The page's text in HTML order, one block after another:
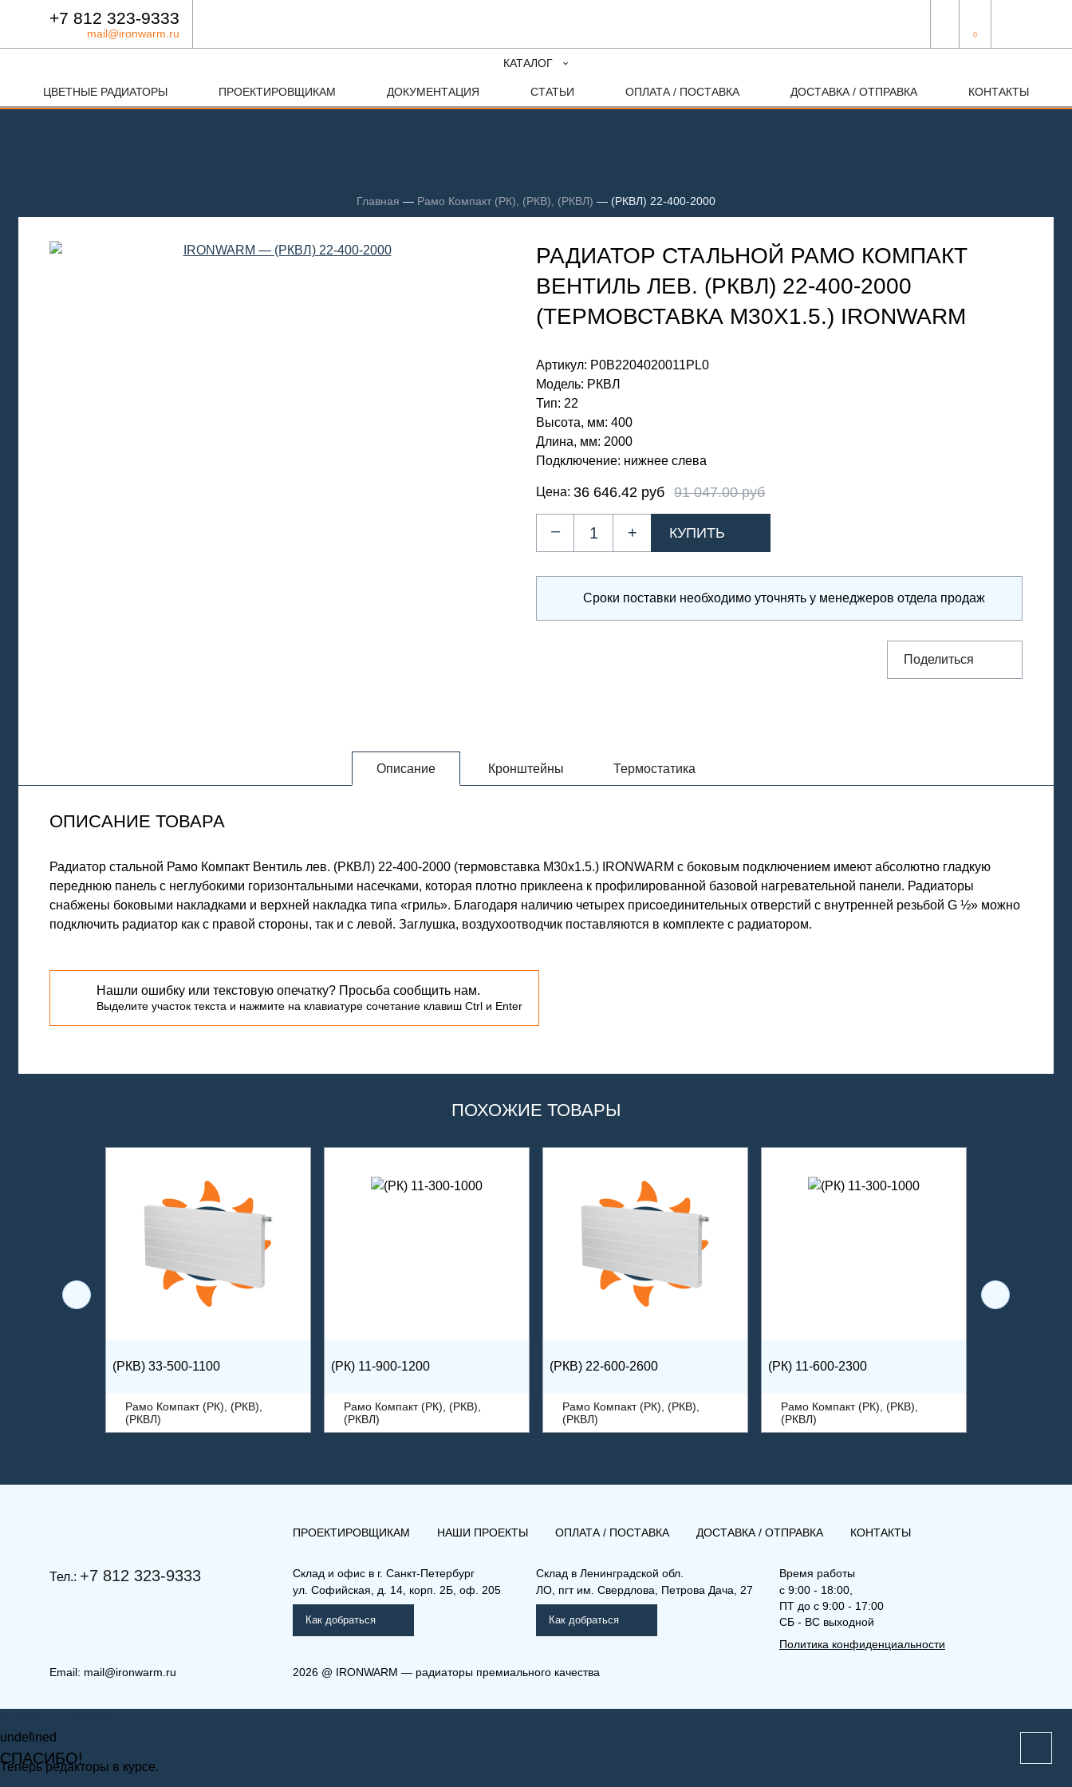
+7 812 323-9333
mail@ironwarm.ru 0
КАТАЛОГ
ЦВЕТНЫЕ РАДИАТОРЫ ПРОЕКТИРОВЩИКАМ ДОКУМЕНТАЦИЯ СТАТЬИ ОПЛАТА / ПОСТАВКА ДОСТАВКА / ОТПРАВКА КОНТАКТЫ
Главная — Рамо Компакт (РК), (РКВ), (РКВЛ) — (РКВЛ) 22-400-2000
РАДИАТОР СТАЛЬНОЙ РАМО КОМПАКТ
ВЕНТИЛЬ ЛЕВ. (РКВЛ) 22-400-2000
(ТЕРМОВСТАВКА М30Х1.5.) IRONWARM
Артикул: Р0В2204020011PL0
Модель: РКВЛ
Тип: 22
Высота, мм: 400
Длина, мм: 2000
Подключение: нижнее слева
Цена: 36 646.42 руб 91 047.00 руб
– +
Сроки поставки необходимо уточнять у менеджеров отдела продаж
Поделиться
Описание Кронштейны Термостатика
ОПИСАНИЕ ТОВАРА
Радиатор стальной Рамо Компакт Вентиль лев. (РКВЛ) 22-400-2000 (термовставка М30х1.5.) IRONWARM с боковым подключением имеют абсолютно гладкую
переднюю панель с неглубокими горизонтальными насечками, которая плотно приклеена к профилированной базовой нагревательной панели. Радиаторы
снабжены боковыми накладками и верхней накладка типа «гриль». Благодаря наличию четырех присоединительных отверстий с внутренней резьбой G ½» можно
подключить радиатор как с правой стороны, так и с левой. Заглушка, воздухоотводчик поставляются в комплекте с радиатором.
Нашли ошибку или текстовую опечатку? Просьба сообщить нам.
Выделите участок текста и нажмите на клавиатуре сочетание клавиш Ctrl и Enter
ПОХОЖИЕ ТОВАРЫ
(РКВ) 33-500-1100
Рамо Компакт (РК), (РКВ),
(РКВЛ)
(РК) 11-900-1200
Рамо Компакт (РК), (РКВ),
(РКВЛ)
(РКВ) 22-600-2600
Рамо Компакт (РК), (РКВ),
(РКВЛ)
(РК) 11-600-2300
Рамо Компакт (РК), (РКВ),
(РКВЛ)
(РКВЛ) 33-300-1800 (РКВЛ) 33-600-400 (РКВ) 22-500-400
Тел.: +7 812 323-9333
ПРОЕКТИРОВЩИКАМ НАШИ ПРОЕКТЫ ОПЛАТА / ПОСТАВКА ДОСТАВКА / ОТПРАВКА КОНТАКТЫ
Склад и офис в г. Санкт-Петербург
ул. Софийская, д. 14, корп. 2Б, оф. 205
Как добраться
Склад в Ленинградской обл.
ЛО, пгт им. Свердлова, Петрова Дача, 27
Как добраться
Время работы
с 9:00 - 18:00,
ПТ до с 9:00 - 17:00
СБ - ВС выходной
Политика конфиденциальности
Email: mail@ironwarm.ru 2026 @ IRONWARM — радиаторы премиального качества
undefined
СПАСИБО!
Теперь редакторы в курсе.